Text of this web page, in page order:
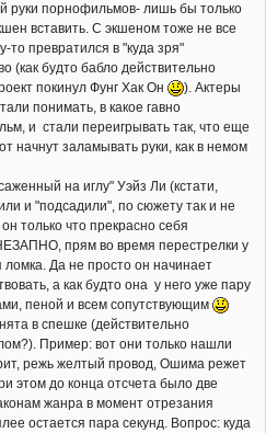
руки порнофильмов- лишь бы только
вставить. С экшеном тоже не все
то превратился в "куда зря"
(как будто бабло действительно
покинул Фунг Хак Он
). Актеры
понимать, в какое гавно
и стали переигрывать так, что еще
начнут заламывать руки, как в немом
на иглу" Уэйз Ли (кстати,
и "подсадили", по сюжету так и не
только что прекрасно себя
прям во время перестрелки у
ломка. Да не просто он начинает
а как будто она у него уже пару
пеной и всем сопутствующим
в спешке (действительно
Пример: вот они только нашли
режь желтый провод, Ошима режет
этом до конца отсчета было две
жанра в момент отрезания
остается пара секунд. Вопрос: куда